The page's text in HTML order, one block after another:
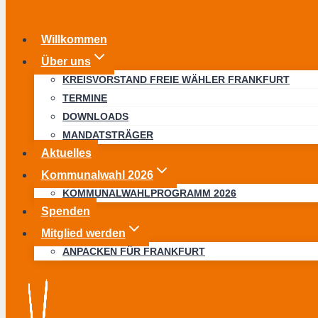
Willkommen
Über uns
KREISVORSTAND FREIE WÄHLER FRANKFURT
TERMINE
DOWNLOADS
MANDATSTRÄGER
Aktuelles
Kommunalwahl 2026
KOMMUNALWAHLPROGRAMM 2026
Spenden
Mitglied werden
ANPACKEN FÜR FRANKFURT